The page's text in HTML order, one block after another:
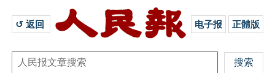
↺ 返回 电子报 正體版